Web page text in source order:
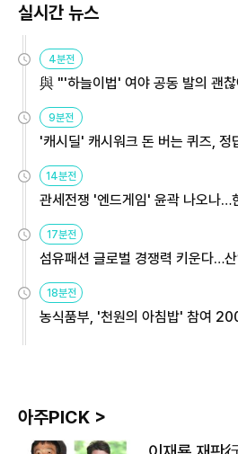
실시간 뉴스
4분전
與 "'하늘이법' 여야 공동 발의 괜
9분전
'캐시딜' 캐시워크 돈 버는 퀴즈, 정
14분전
관세전쟁 '엔드게임' 윤곽 나오나…
17분전
섬유패션 글로벌 경쟁력 키운다…
18분전
농식품부, '천원의 아침밥' 참여
아주PICK >